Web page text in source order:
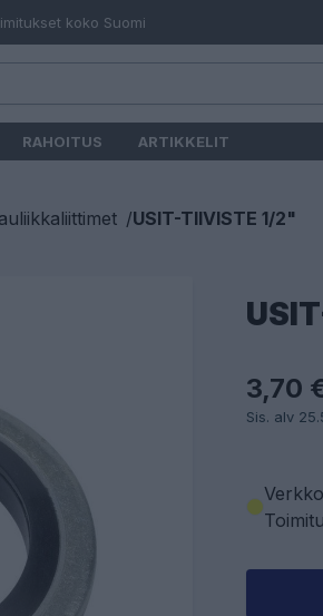
koko Suomi
RAHOITUS ARTIKKELIT
/USIT-TIIVISTE 1/2"
3,70
Sis. alv